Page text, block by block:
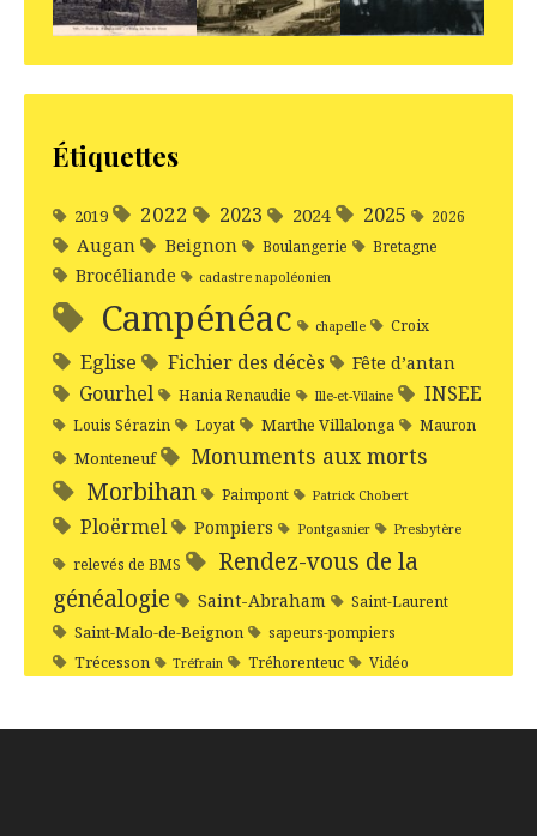
Étiquettes
2019 2022 2023 2024 2025 2026
Augan Beignon Boulangerie Bretagne
Brocéliande cadastre napoléonien
Campénéac chapelle Croix
Eglise Fichier des décès Fête d’antan
Gourhel Hania Renaudie Ille-et-Vilaine INSEE
Louis Sérazin Loyat Marthe Villalonga Mauron
Monteneuf Monuments aux morts
Morbihan Paimpont Patrick Chobert
Ploërmel Pompiers Pontgasnier Presbytère
relevés de BMS
Rendez-vous de la
généalogie
Saint-Abraham Saint-Laurent
Saint-Malo-de-Beignon sapeurs-pompiers
Trécesson Tréfrain Tréhorenteuc Vidéo